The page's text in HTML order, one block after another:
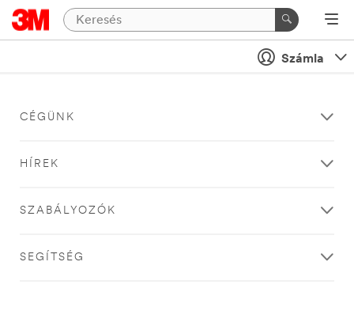
Számla
CÉGÜNK
HÍREK
SZABÁLYOZÓK
SEGÍTSÉG